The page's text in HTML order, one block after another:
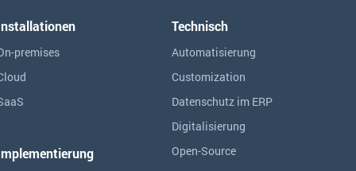
premises
Technisch
Automatisierung
Customization
Datenschutz im ERP
Digitalisierung
Open-Source